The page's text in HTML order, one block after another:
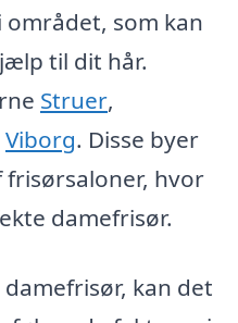
som kan
til dit hår.
Struer,
Viborg. Disse byer
hvor
damefrisør.
kan det